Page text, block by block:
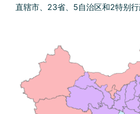
直辖市、23省、5自治区和2特别行